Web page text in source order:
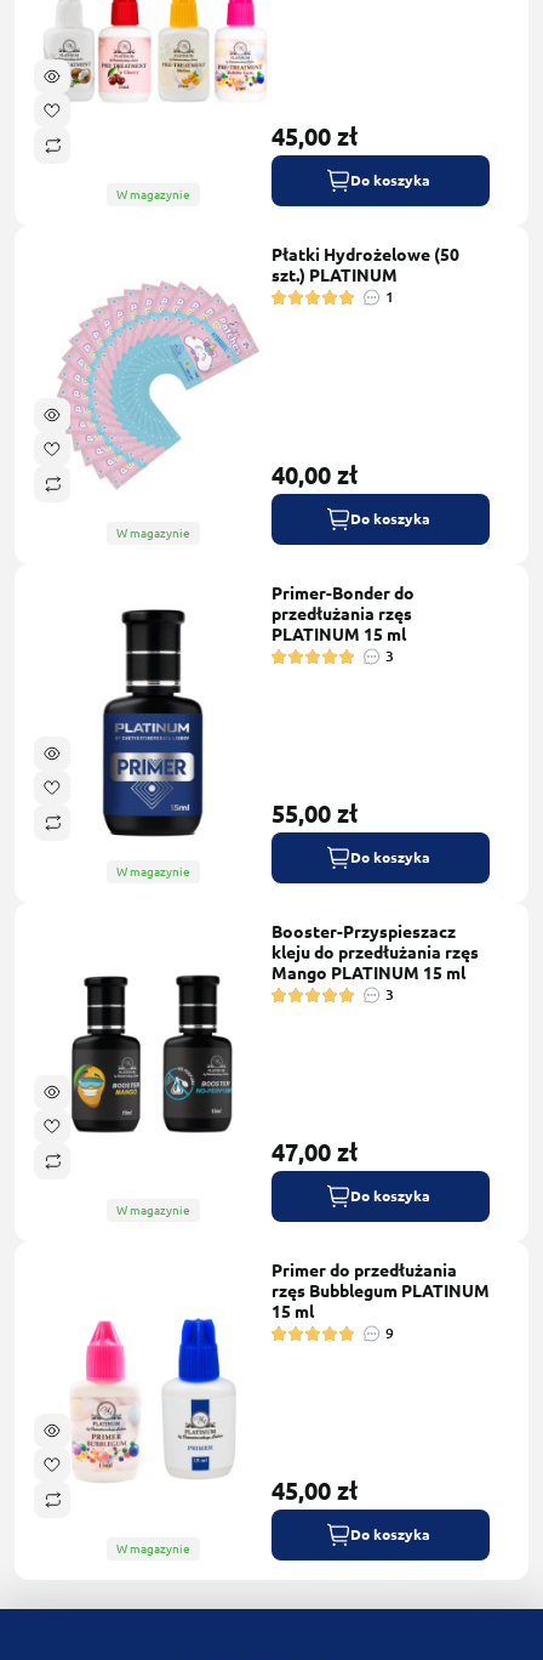
W magazynie
45,00 zł
Do koszyka
W magazynie
Płatki Hydrożelowe (50
szt.) PLATINUM
1
40,00 zł
Do koszyka
W magazynie
Primer-Bonder do
przedłużania rzęs
PLATINUM 15 ml
3
55,00 zł
Do koszyka
W magazynie
Booster-Przyspieszacz
kleju do przedłużania rzęs
Mango PLATINUM 15 ml
3
47,00 zł
Do koszyka
W magazynie
Primer do przedłużania
rzęs Bubblegum PLATINUM
15 ml
9
45,00 zł
Do koszyka